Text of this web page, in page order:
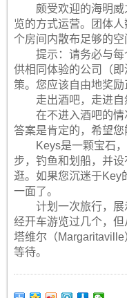
颇受欢迎的海明
览的方式运营。团体
个房间内散布足够的空
提示：请务必与
供相同体验的公司（
策。您应该自由地奖励
走出酒吧，走进自
在不进入酒吧的情
答案是肯定的，希望您
Keys是一颗宝石
步，钓鱼和划船，并
逛。如果您沉迷于Key
一面了。
计划一次旅行，
经开车游览过几个，
塔维尔（
等待。